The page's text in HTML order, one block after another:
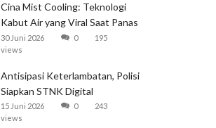
Cina Mist Cooling: Teknologi
Kabut Air yang Viral Saat Panas
Ekstrem
30 Juni 2026 0
195
views
Antisipasi Keterlambatan, Polisi
Siapkan STNK Digital
15 Juni 2026 0
243
views